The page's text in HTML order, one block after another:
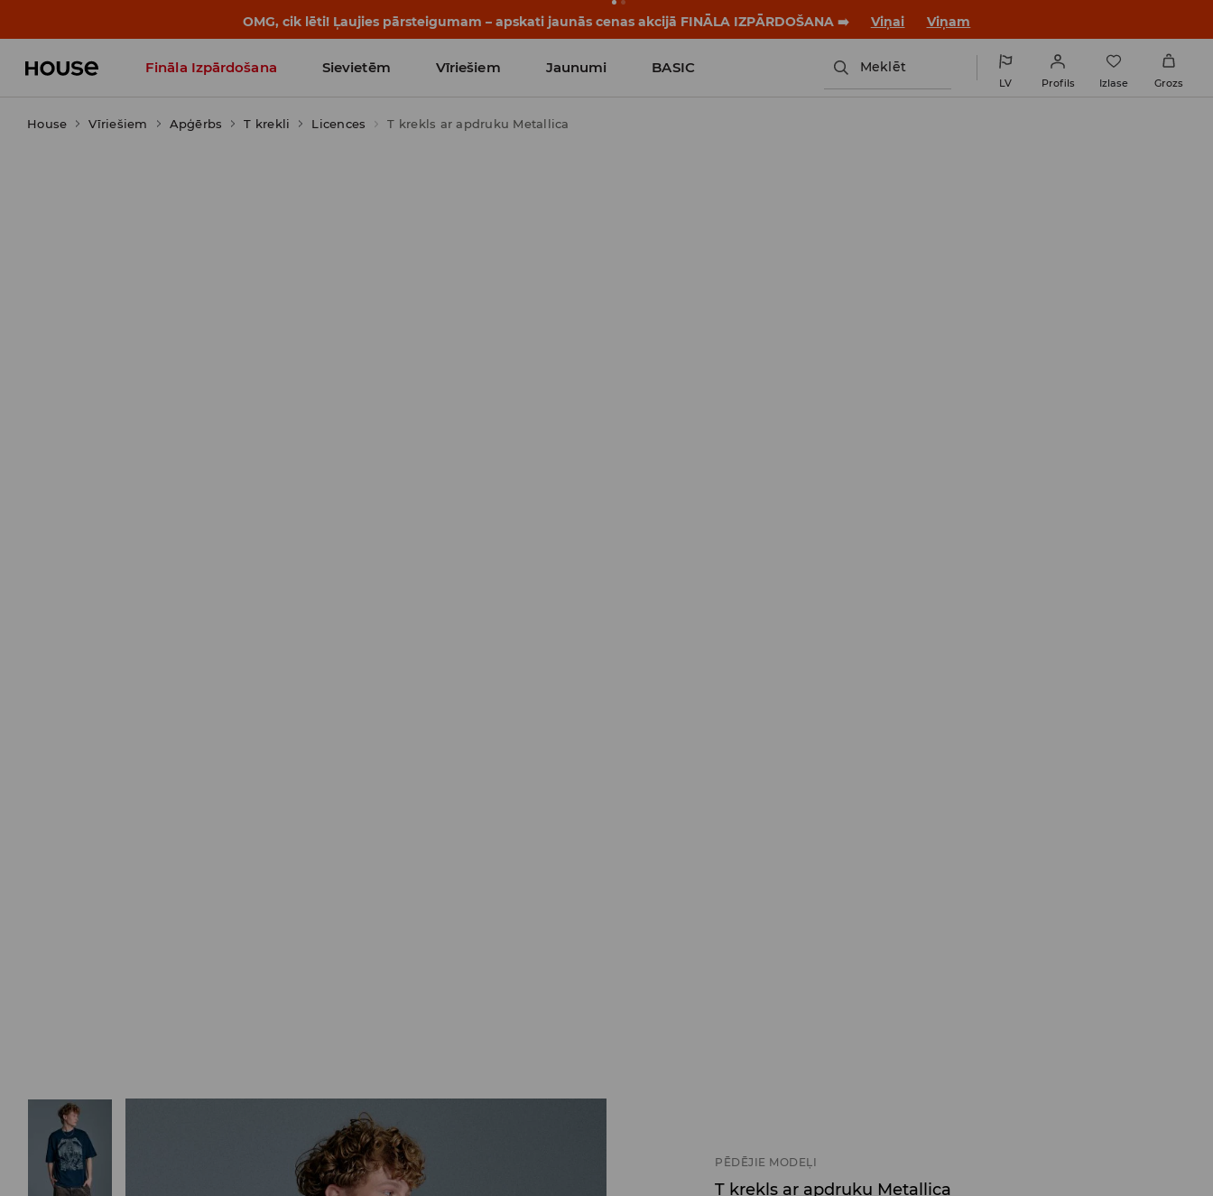
OMG, cik lēti! Ļaujies pārsteigumam – apskati jaunās cenas akcijā FINĀLA IZPĀRDOŠANA ➡️ Viņai Viņam
Fināla Izpārdošana Sievietēm Vīriešiem Jaunumi BASIC
Influencers' Faves
Meklēt
LV Profils Izlase Grozs
House Vīriešiem Apģērbs T krekli Licences T krekls ar apdruku Metallica
PĒDĒJIE MODEĻI
T krekls ar apdruku Metallica